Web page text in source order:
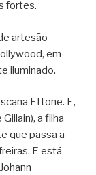
fortes.
artesão
em
iluminado.
Ettone. E,
a filha
que passa a
E está